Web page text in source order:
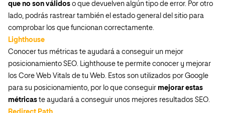
que no son válidos o que devuelven algún tipo de error. Por otro
lado, podrás rastrear también el estado general del sitio para
comprobar los que funcionan correctamente.
Lighthouse
Conocer tus métricas te ayudará a conseguir un mejor
posicionamiento SEO. Lighthouse te permite conocer y mejorar
los Core Web Vitals de tu Web. Estos son utilizados por Google
para su posicionamiento, por lo que conseguir mejorar estas
métricas te ayudará a conseguir unos mejores resultados SEO.